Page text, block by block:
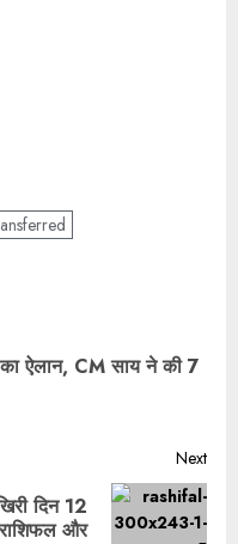
ऐलान, CM साय ने की 7
Next
दिन 12
और